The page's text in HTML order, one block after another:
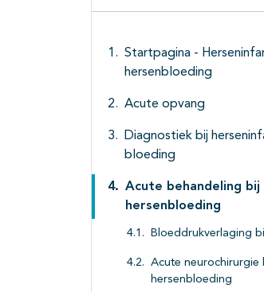
Startpagina -
hersenbloeding
Acute opvang
Diagnostiek bij
bloeding
Acute behandeling bij
hersenbloeding
Bloeddrukverlaging
Acute neurochirurgie
hersenbloeding